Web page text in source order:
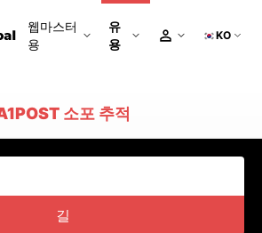
웹마스터
용
유
용
KO
소포 추적
길